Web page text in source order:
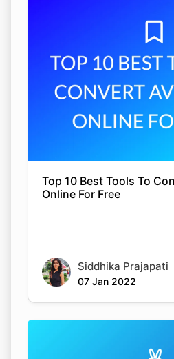
Top 10 Best Tools To
Online For Free
Siddhika Prajapati
07 Jan 2022